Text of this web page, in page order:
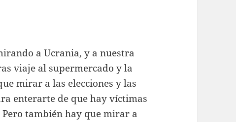
a Ucrania, y a nuestra
viaje al supermercado y la
mirar a las elecciones y las
enterarte de que hay víctimas
también hay que mirar a